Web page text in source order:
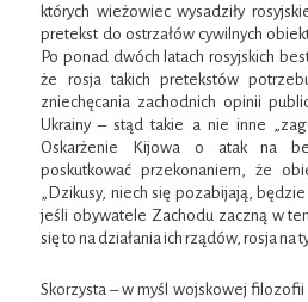
których wieżowiec wysadziły
pretekst do ostrzałów cywilnych
Po ponad dwóch latach rosyjskich
że rosja takich pretekstów
zniechęcania zachodnich opinii
Ukrainy – stąd takie a nie inne
Oskarżenie Kijowa o atak na
poskutkować przekonaniem, że
„Dzikusy, niech się pozabijają,
jeśli obywatele Zachodu zaczną w
się to na działania ich rządów, rosja na
Skorzysta – w myśl wojskowej